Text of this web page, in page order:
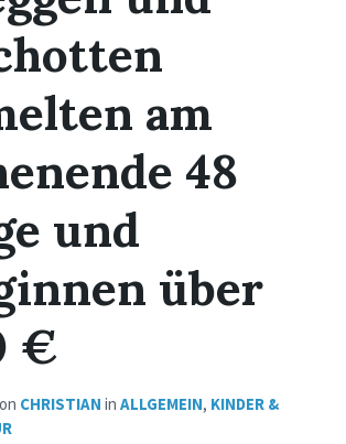
am
48
und
über
€
CHRISTIAN in ALLGEMEIN, KINDER &